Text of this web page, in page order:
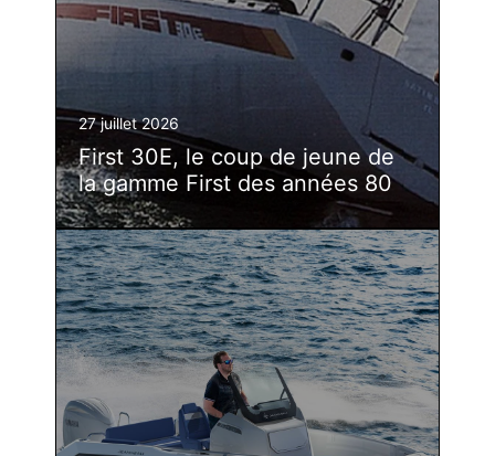
27 juillet 2026
First 30E, le coup de jeune de
la gamme First des années 80